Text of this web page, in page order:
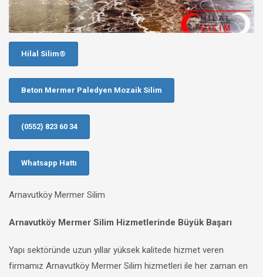
Hilal Silim®
Beton Mermer Paledyen Mozaik Silim
(0552) 823 60 34
Whatsapp Hattı
Arnavutköy Mermer Silim
Arnavutköy Mermer Silim Hizmetlerinde Büyük Başarı
Yapı sektöründe uzun yıllar yüksek kalitede hizmet veren
firmamız Arnavutköy Mermer Silim hizmetleri ile her zaman en